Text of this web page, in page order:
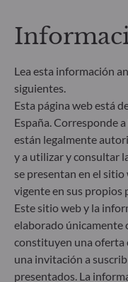
de inversión.
los desafíos de la
riesgos de
calificaciones
datos ESG externo
Lea esta información
siguientes.
Esta página web está
España. Corresponde
están legalmente
y a utilizar y consultar
se presentan en el sitio
vigente en sus propios
Este sitio web y la
elaborado únicamente
constituyen una oferta
una invitación a
presentados. La